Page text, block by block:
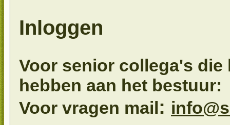
Inloggen
Voor senior collega's
hebben aan het bestuur:
Voor vragen mail :